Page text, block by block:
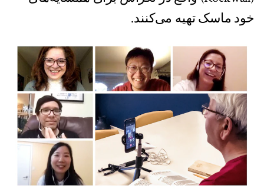
خود ماسک تهیه می‌کنند.